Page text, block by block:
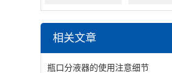
相关文章
瓶口分液器的使用注意细节